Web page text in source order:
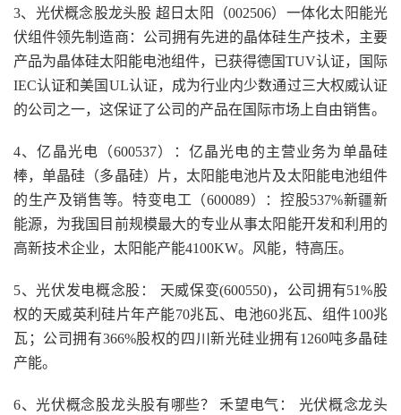
3、光伏概念股龙头股 超日太阳（002506）一体化太阳能光
伏组件领先制造商：公司拥有先进的晶体硅生产技术，主要
产品为晶体硅太阳能电池组件，已获得德国TUV认证，国际
IEC认证和美国UL认证，成为行业内少数通过三大权威认证
的公司之一，这保证了公司的产品在国际市场上自由销售。
4、亿晶光电（600537）：亿晶光电的主营业务为单晶硅
棒，单晶硅（多晶硅）片，太阳能电池片及太阳能电池组件
的生产及销售等。特变电工（600089）：控股537%新疆新
能源，为我国目前规模最大的专业从事太阳能开发和利用的
高新技术企业，太阳能产能4100KW。风能，特高压。
5、光伏发电概念股： 天威保变(600550)，公司拥有51%股
权的天威英利硅片年产能70兆瓦、电池60兆瓦、组件100兆
瓦；公司拥有366%股权的四川新光硅业拥有1260吨多晶硅
产能。
6、光伏概念股龙头股有哪些？ 禾望电气： 光伏概念龙头